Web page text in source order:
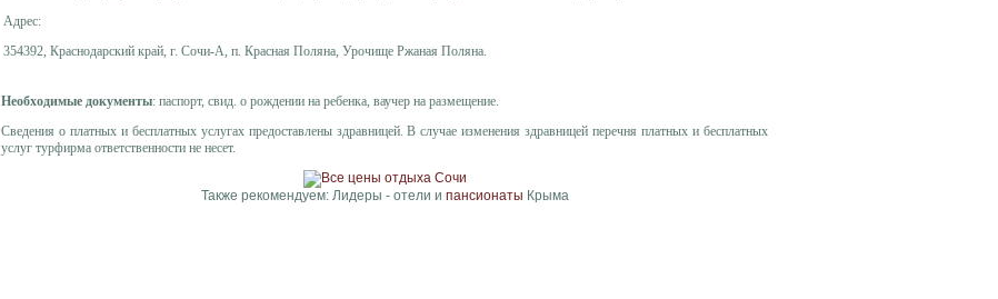
Адрес:
354392, Краснодарский край, г. Сочи-А, п. Красная Поляна, Урочище Ржаная Поляна.
Необходимые документы: паспорт, свид. о рождении на ребенка, ваучер на размещение.
Сведения о платных и бесплатных услугах предоставлены здравницей. В случае изменения здравницей перечня платных и бесплатных
услуг турфирма ответственности не несет.
Также рекомендуем: Лидеры - отели и пансионаты Крыма